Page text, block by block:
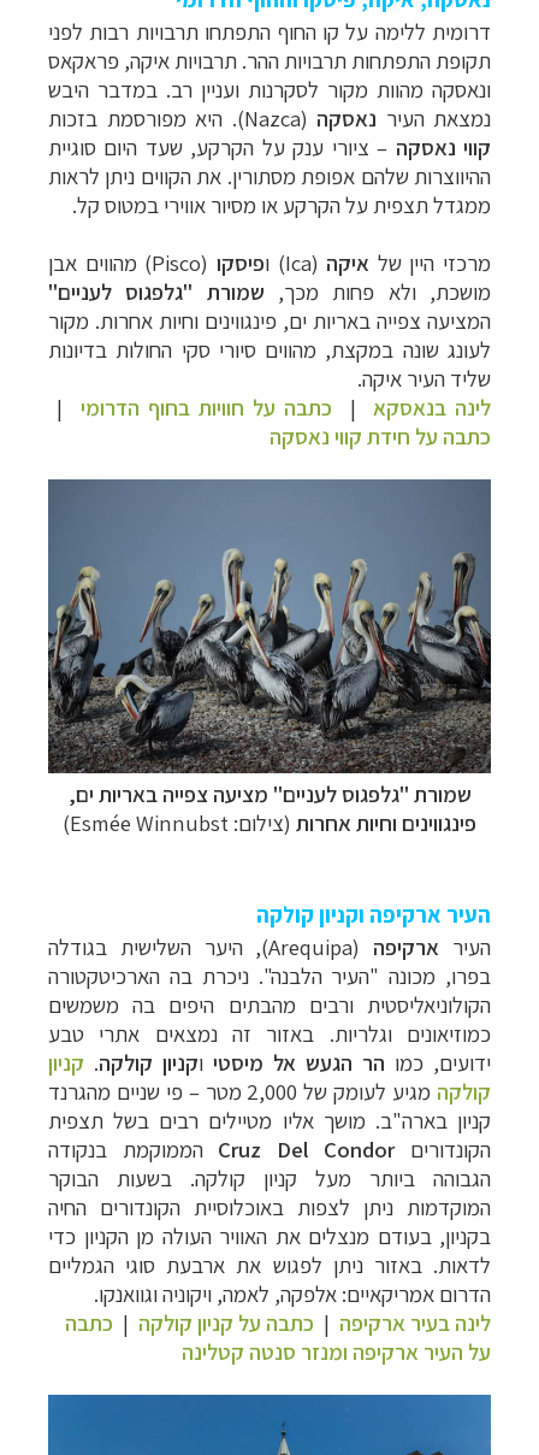
דרומית ללימה על קו החוף התפתחו תרבויות רבות לפני
תקופת התפתחות תרבויות ההר. תרבויות איקה, פראקאס
ונאסקה מהוות מקור לסקרנות ועניין רב. במדבר היבש
נמצאת העיר נאסקה (
Nazca). היא מפורסמת בזכות
קווי נאסקה –ציורי ענק על הקרקע, שעד היום סוגיית
ההיווצרות שלהם אפופת מסתורין. את הקווים ניתן לראות
ממגדל תצפית על הקרקע או מסיור אווירי במטוס קל.
מרכזי היין של איקה (
Ica) ופיסקו (
Pisco) מהווים אבן
מושכת, ולא פחות מכך, שמורת "גלפגוס לעניים"
המציעה צפייה באריות ים, פינגווינים וחיות אחרות. מקור
לעונג שונה במקצת, מהווים סיורי סקי החולות בדיונות
שליד העיר איקה.
לינה בנאסקא | כתבה על חוויות בחוף הדרומי |
כתבה על חידת קווי נאסקה
שמורת "גלפגוס לעניים" מציעה צפייה באריות ים,
פינגווינים וחיות אחרות (צילום: Esmée Winnubst)
העיר ארקיפה וקניון קולקה
העיר ארקיפה (
Arequipa), היער השלישית בגודלה
בפרו, מכונה "העיר הלבנה". ניכרת בה הארכיטקטורה
הקולוניאליסטית ורבים מהבתים היפים בה משמשים
כמוזיאונים וגלריות. באזור זה נמצאים אתרי טבע
ידועים, כמו הר הגעש אל מיסטי וקניון קולקה. קניון
קולקה מגיע לעומק של 2,000 מטר – פי שניים
מהגרנד
קניון בארה"ב. מושך אליו מטיילים רבים בשל תצפית
הקונדוריםCruz Del Condor הממוקמת בנקודה
הגבוהה ביותר מעל קניון קולקה. בשעות הבוקר
המוקדמות ניתן לצפות באוכלוסיית הקונדורים החיה
בקניון, בעודם מנצלים את האוויר העולה מן הקניון כדי
לדאות. באזור ניתן לפגוש את ארבעת סוגי הגמליים
הדרום אמריקאיים: אלפקה, לאמה, ויקוניה וגוואנקו.
לינה בעיר ארקיפה | כתבה על קניון קולקה | כתבה
על העיר ארקיפה ומנזר סנטה קטלינה